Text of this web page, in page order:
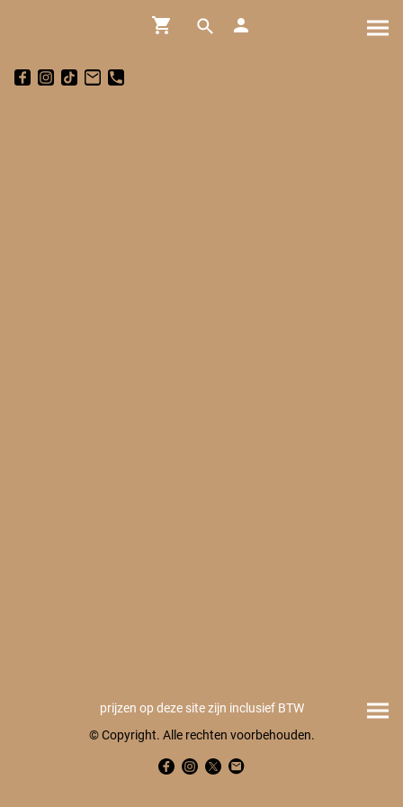
prijzen op deze site zijn inclusief BTW
© Copyright. Alle rechten voorbehouden.